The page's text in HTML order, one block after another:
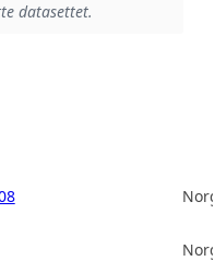
datasettet.